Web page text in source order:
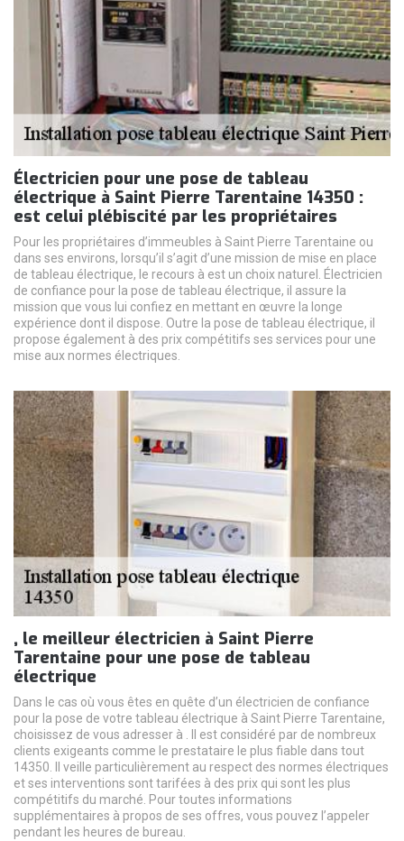
Électricien pour une pose de tableau
électrique à Saint Pierre Tarentaine 14350 :
est celui plébiscité par les propriétaires
Pour les propriétaires d’immeubles à Saint Pierre Tarentaine ou
dans ses environs, lorsqu’il s’agit d’une mission de mise en place
de tableau électrique, le recours à est un choix naturel. Électricien
de confiance pour la pose de tableau électrique, il assure la
mission que vous lui confiez en mettant en œuvre la longe
expérience dont il dispose. Outre la pose de tableau électrique, il
propose également à des prix compétitifs ses services pour une
mise aux normes électriques.
, le meilleur électricien à Saint Pierre
Tarentaine pour une pose de tableau
électrique
Dans le cas où vous êtes en quête d’un électricien de confiance
pour la pose de votre tableau électrique à Saint Pierre Tarentaine,
choisissez de vous adresser à . Il est considéré par de nombreux
clients exigeants comme le prestataire le plus fiable dans tout
14350. Il veille particulièrement au respect des normes électriques
et ses interventions sont tarifées à des prix qui sont les plus
compétitifs du marché. Pour toutes informations
supplémentaires à propos de ses offres, vous pouvez l’appeler
pendant les heures de bureau.